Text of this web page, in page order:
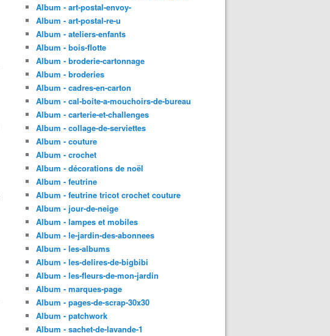
Album - art-postal-envoy-
Album - art-postal-re-u
Album - ateliers-enfants
Album - bois-flotte
Album - broderie-cartonnage
Album - broderies
Album - cadres-en-carton
Album - cal-boite-a-mouchoirs-de-bureau
Album - carterie-et-challenges
Album - collage-de-serviettes
Album - couture
Album - crochet
Album - décorations de noël
Album - feutrine
Album - feutrine tricot crochet couture
Album - jour-de-neige
Album - lampes et mobiles
Album - le-jardin-des-abonnees
Album - les-albums
Album - les-delires-de-bigbibi
Album - les-fleurs-de-mon-jardin
Album - marques-page
Album - pages-de-scrap-30x30
Album - patchwork
Album - sachet-de-lavande-1